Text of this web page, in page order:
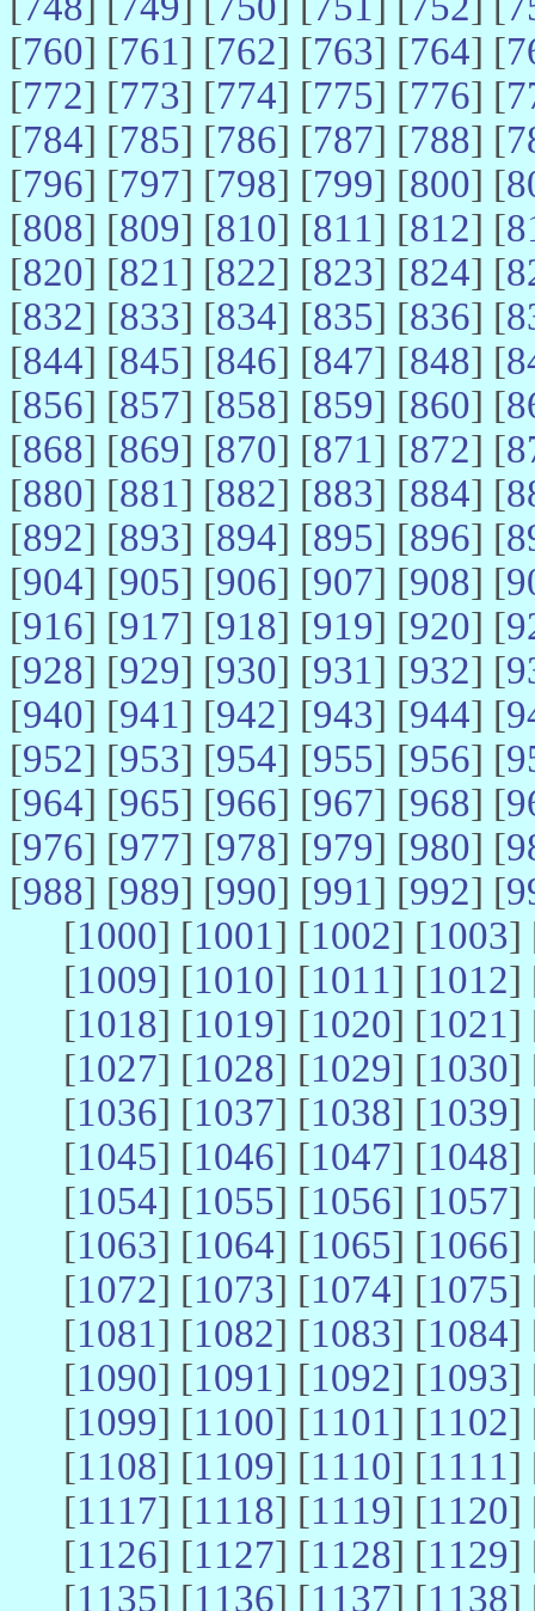
[760] [761] [762] [763] [764] [
[772] [773] [774] [775] [776] [
[784] [785] [786] [787] [788] [
[796] [797] [798] [799] [800] [
[808] [809] [810] [811] [812] [
[820] [821] [822] [823] [824] [
[832] [833] [834] [835] [836] [
[844] [845] [846] [847] [848] [
[856] [857] [858] [859] [860] [
[868] [869] [870] [871] [872] [
[880] [881] [882] [883] [884] [
[892] [893] [894] [895] [896] [
[904] [905] [906] [907] [908] [
[916] [917] [918] [919] [920] [
[928] [929] [930] [931] [932] [
[940] [941] [942] [943] [944] [
[952] [953] [954] [955] [956] [
[964] [965] [966] [967] [968] [
[976] [977] [978] [979] [980] [
[988] [989] [990] [991] [992] [
[1000] [1001] [1002] [1003]
[1009] [1010] [1011] [1012]
[1018] [1019] [1020] [1021]
[1027] [1028] [1029] [1030]
[1036] [1037] [1038] [1039]
[1045] [1046] [1047] [1048]
[1054] [1055] [1056] [1057]
[1063] [1064] [1065] [1066]
[1072] [1073] [1074] [1075]
[1081] [1082] [1083] [1084]
[1090] [1091] [1092] [1093]
[1099] [1100] [1101] [1102]
[1108] [1109] [1110] [1111]
[1117] [1118] [1119] [1120]
[1126] [1127] [1128] [1129]
[1135] [1136] [1137] [1138]